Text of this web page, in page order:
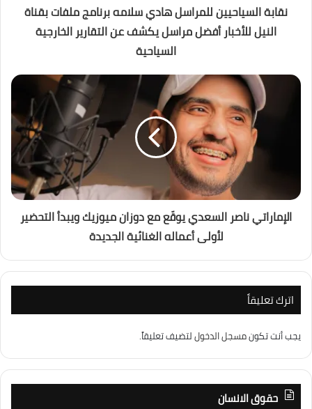
نقابة السياحيين للمراسل هادي سلامه برنامج ملفات بقناة
النيل للأخبار أفضل مراسل يكشف عن التقارير الخارجية
السياحية
الإماراتي ناصر السعدي يوقّع مع دوزان ميوزيك ويبدأ التحضير
لأولى أعماله الغنائية الجديدة
اترك تعليقاً
يجب أنت تكونمسجل الدخوللتضيف تعليقاً.
حقوق الانسان